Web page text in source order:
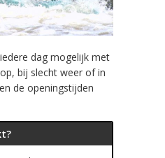
dag mogelijk met
bij slecht weer of in
de openingstijden